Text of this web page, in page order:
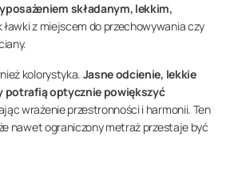
składanym, lekkim,
ławki z miejscem do przechowywania czy
kolorystyka. Jasne odcienie, lekkie
potrafią optycznie powiększyć
wrażenie przestronności i harmonii. Ten
nawet ograniczony metraż przestaje być